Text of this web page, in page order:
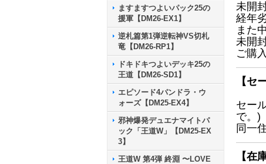
ますますつよいパック25の
援軍【DM26-EX1】
逆札篇第1弾逆転神VS切札
竜【DM26-RP1】
ドキドキつよいデッキ25の
王道【DM26-SD1】
エピソード4パンドラ・ウ
ォーズ【DM25-EX4】
邪神爆発デュエナマイトパ
ック「王道W」【DM25-EX
3】
王道W 第4弾 終淵 〜LOVE
未開
経年
また
未開
ご購
【セ
セー
で。)
同一
【在